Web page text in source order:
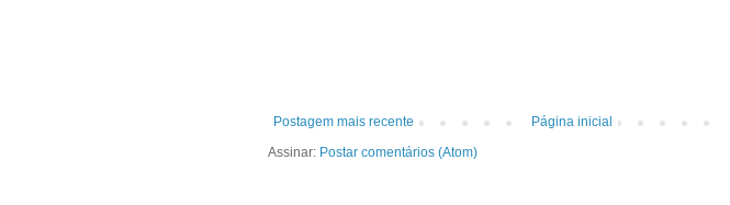
Postagem mais recente
Página inicial
Assinar: Postar comentários (Atom)